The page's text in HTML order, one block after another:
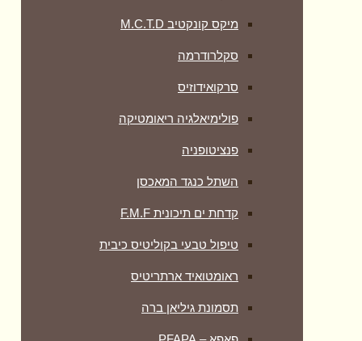
מיקס קונקטיב M.C.T.D
סקלרודרמה
סרקואידוזיס
פולימיאלגיה ריאומטיקה
‏פנציטופניה
השתל כנגד המאכסן
קדחת ים תיכונית F.M.F
טיפול טבעי בקוליטיס כיבית
ראומטואיד ארתריטיס
תסמונת גיליאן ברה